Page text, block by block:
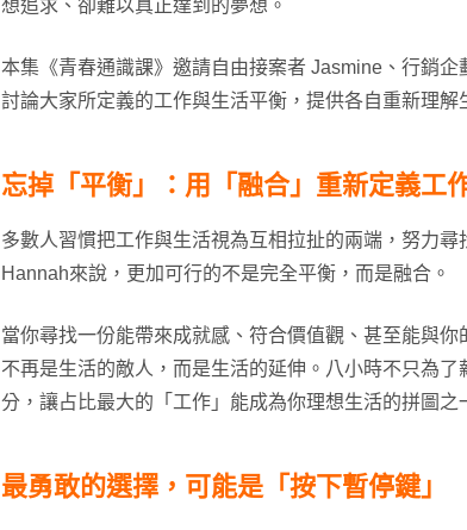
想追求、卻難以真正達到的夢想。
本集《青春通識課》邀請自由接案者 Jasmine、行銷
討論大家所定義的工作與生活平衡，提供各自重新理解
忘掉「平衡」：用「融合」重新定義工
多數人習慣把工作與生活視為互相拉扯的兩端，努力
Hannah來說，更加可行的不是完全平衡，而是融合。
當你尋找一份能帶來成就感、符合價值觀、甚至能與
不再是生活的敵人，而是生活的延伸。八小時不只為
分，讓占比最大的「工作」能成為你理想生活的拼圖之
最勇敢的選擇，可能是「按下暫停鍵」